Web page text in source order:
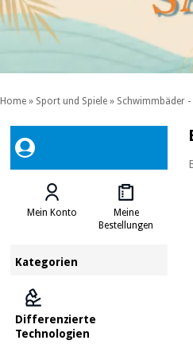
Home » Sport und Spiele » Schwimmbäder
Mein Konto
Meine
Bestellungen
Kategorien
Differenzierte
Technologien